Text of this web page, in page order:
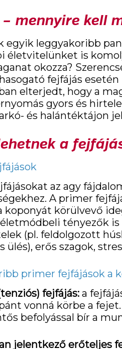
mennyire kell
egyik leggyakoribb
életvitelünket is
okozza?
fejfájás
elterjedt, hogy a
gyors és
és halántéktájon
a
az agy
A primer
koponyát körülvevő
tényezők
(pl. feldolgozott
ülés), erős szagok,
primer fejfájások a
fejfájás: a
vonná körbe a
befolyással bír a
jelentkező erőteljes